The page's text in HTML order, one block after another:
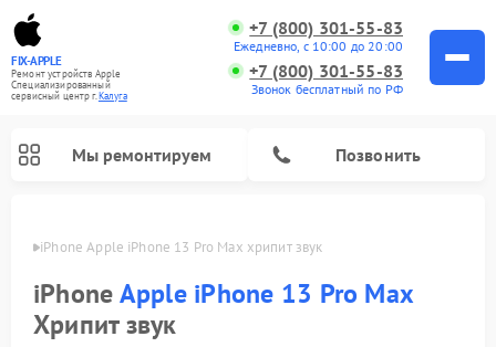
FIX-APPLE
Ремонт устройств Apple
Специализированный
cервисный центр г.Калуга
+7 (800) 301-55-83
Ежедневно, с 10:00 до 20:00
+7 (800) 301-55-83
Звонок бесплатный по РФ
Мы ремонтируем Позвонить
iPhone Apple iPhone 13 Pro Max хрипит звук
iPhoneApple iPhone 13 Pro Max
Хрипит звук